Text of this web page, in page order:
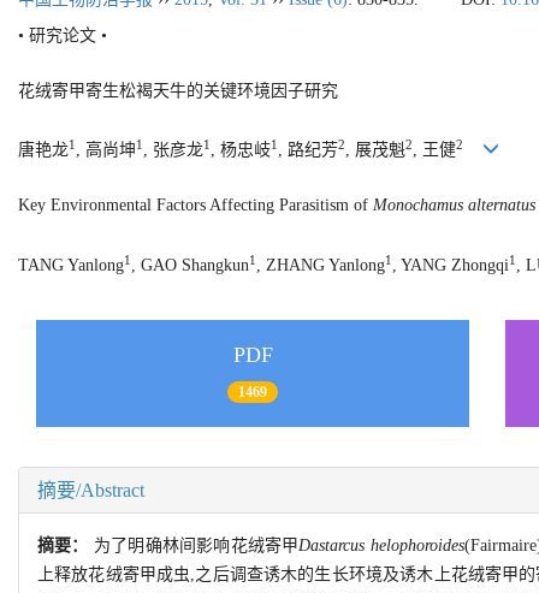
• 研究论文 •
花绒寄甲寄生松褐天牛的关键环境因子研究
唐艳龙1 , 高尚坤1 , 张彦龙1 , 杨忠岐1 , 路纪芳2, 展茂魁2, 王健2
Key Environmental Factors Affecting Parasitism of Monochamus alternatus
TANG Yanlong1 , GAO Shangkun1 , ZHANG Yanlong1 , YANG Zhongqi1 ,
PDF
1469
摘要/Abstract
摘要： 为了明确林间影响花绒寄甲Dastarcus helophoroides
上释放花绒寄甲成虫,之后调查诱木的生长环境及诱木上花绒寄甲